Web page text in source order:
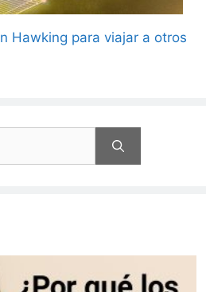
Hawking para viajar a otros